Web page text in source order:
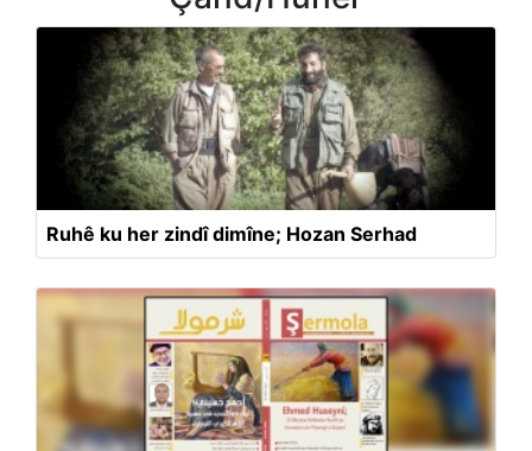
Ruhê ku her zindî dimîne; Hozan Serhad